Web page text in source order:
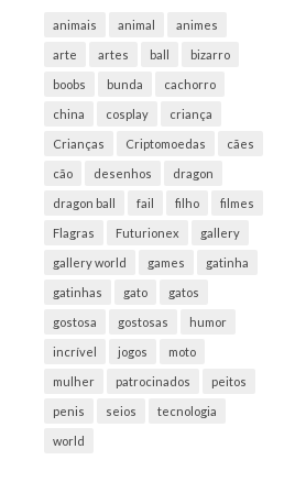
animais animal animes
arte artes ball bizarro
boobs bunda cachorro
china cosplay criança
Crianças Criptomoedas cães
cão desenhos dragon
dragon ball fail filho filmes
Flagras Futurionex gallery
gallery world games gatinha
gatinhas gato gatos
gostosa gostosas humor
incrível jogos moto
mulher patrocinados peitos
penis seios tecnologia
world